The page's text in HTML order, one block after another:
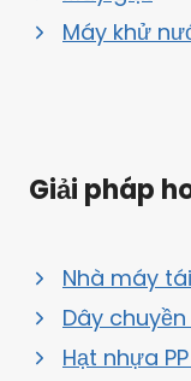
Máy khử
Giải pháp
Nhà máy
Dây chuyền
Hạt nhựa